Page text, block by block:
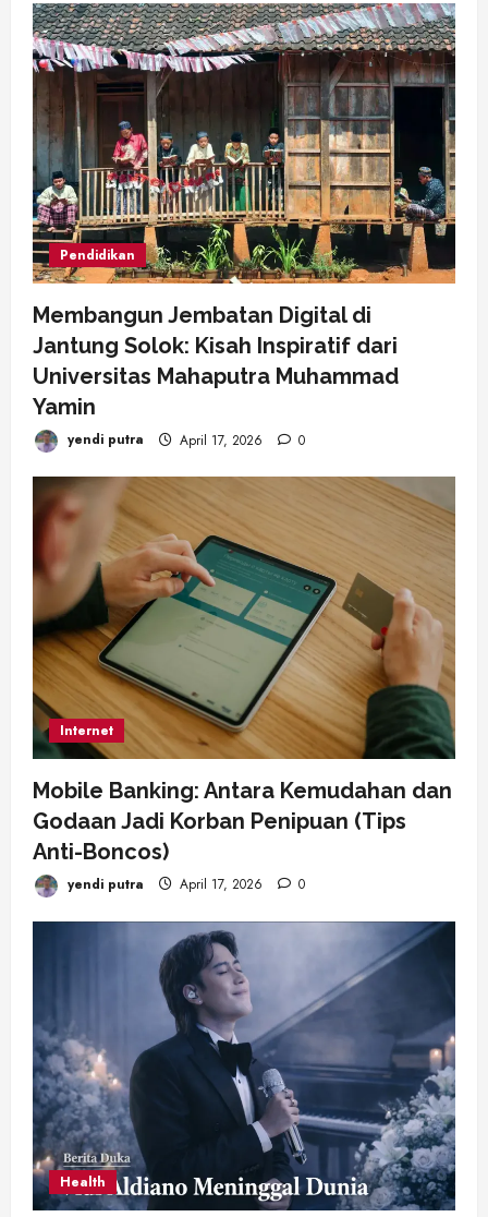
Pendidikan
Membangun Jembatan Digital di
Jantung Solok: Kisah Inspiratif dari
Universitas Mahaputra Muhammad
Yamin
yendi putra April 17, 2026 0
Internet
Mobile Banking: Antara Kemudahan dan
Godaan Jadi Korban Penipuan (Tips
Anti-Boncos)
yendi putra April 17, 2026 0
Health